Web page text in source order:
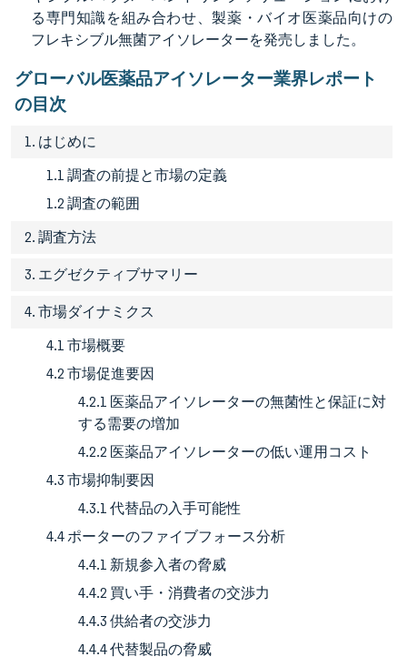
る専門知識を組み合わせ、製薬・バイオ医薬品向けの
フレキシブル無菌アイソレーターを発売しました。
グローバル医薬品アイソレーター業界レポート
の目次
1. はじめに
1.1 調査の前提と市場の定義
1.2 調査の範囲
2. 調査方法
3. エグゼクティブサマリー
4. 市場ダイナミクス
4.1 市場概要
4.2 市場促進要因
4.2.1 医薬品アイソレーターの無菌性と保証に対
する需要の増加
4.2.2 医薬品アイソレーターの低い運用コスト
4.3 市場抑制要因
4.3.1 代替品の入手可能性
4.4 ポーターのファイブフォース分析
4.4.1 新規参入者の脅威
4.4.2 買い手・消費者の交渉力
4.4.3 供給者の交渉力
4.4.4 代替製品の脅威